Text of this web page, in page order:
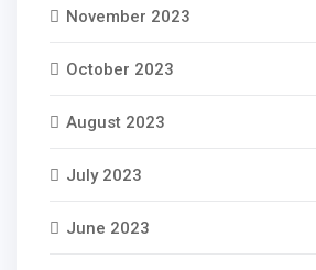
November 2023
October 2023
August 2023
July 2023
June 2023